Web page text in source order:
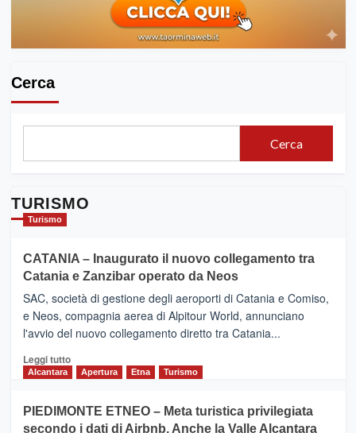
emergenza
Cerca
Cerca
TURISMO
Turismo
CATANIA – Inaugurato il nuovo collegamento tra
Catania e Zanzibar operato da Neos
SAC, società di gestione degli aeroporti di Catania e Comiso,
e Neos, compagnia aerea di Alpitour World, annunciano
l'avvio del nuovo collegamento diretto tra Catania...
Leggi tuttoLeggi
CATANIA
Alcantara Apertura Etna Turismo
PIEDIMONTE ETNEO – Meta turistica privilegiata
secondo i dati di Airbnb. Anche la Valle Alcantara